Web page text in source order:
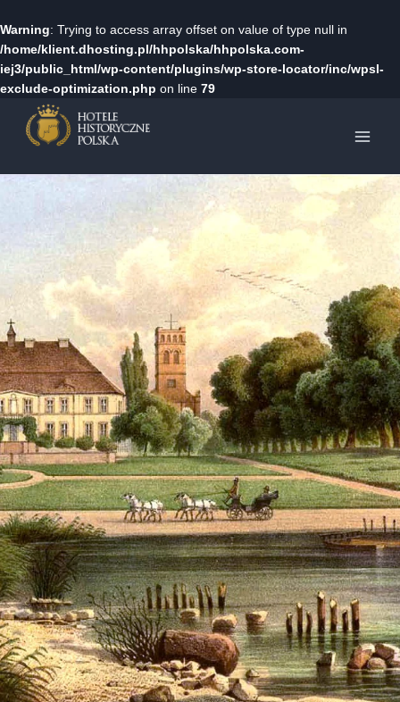
Warning: Trying to access array offset on value of type null in
/home/klient.dhosting.pl/hhpolska/hhpolska.com-
iej3/public_html/wp-content/plugins/wp-store-locator/inc/wpsl-
exclude-optimization.php on line 79
Przejdź